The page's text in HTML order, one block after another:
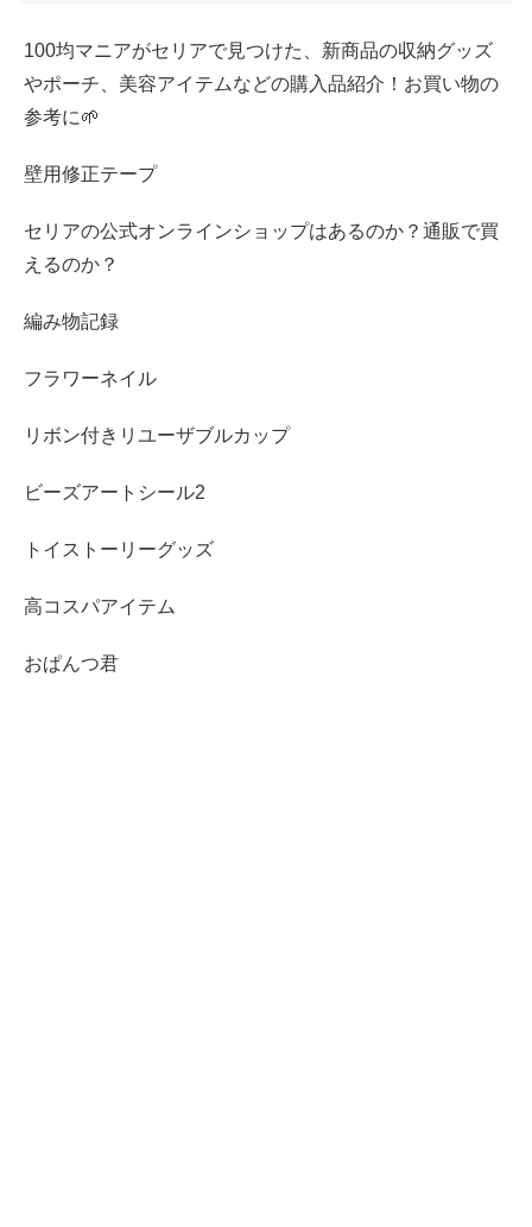
100均マニアがセリアで見つけた、新商品の収納グッズ
やポーチ、美容アイテムなどの購入品紹介！お買い物の
参考に🌱
壁用修正テープ
セリアの公式オンラインショップはあるのか？通販で買
えるのか？
編み物記録
フラワーネイル
リボン付きリユーザブルカップ
ビーズアートシール2
トイストーリーグッズ
高コスパアイテム
おぱんつ君